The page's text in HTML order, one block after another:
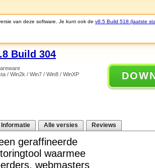
van deze software. Je kunt ook de v8.5 Build 518 (laatste
Build 304
/ Win2k / Win7 / Win8 / WinXP
Informatie Alle versies Reviews
geraffineerde
waarmee
webmasters